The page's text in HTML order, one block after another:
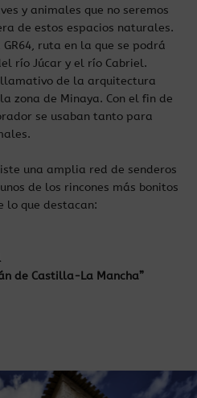
y animales que no seremos
de estos espacios naturales.
ruta en la que se podrá
río Júcar y el río Cabriel.
de la arquitectura
zona de Minaya. Con el fin de
se usaban tanto para
una amplia red de senderos
de los rincones más bonitos
lo que destacan:
de Castilla-La Mancha”